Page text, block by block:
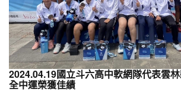
2024.04.19國立斗六高中軟網隊代表雲
全中運榮獲佳績